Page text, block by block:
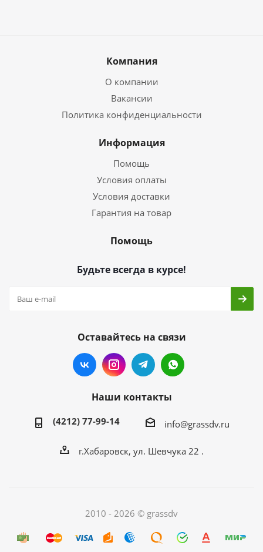
Компания
О компании
Вакансии
Политика конфиденциальности
Информация
Помощь
Условия оплаты
Условия доставки
Гарантия на товар
Помощь
Будьте всегда в курсе!
Оставайтесь на связи
Наши контакты
(4212) 77-99-14 info@grassdv.ru
г.Хабаровск, ул. Шевчука 22 .
2010 - 2026 © grassdv